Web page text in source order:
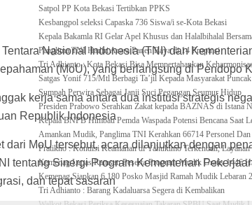
Satpol PP Kota Bekasi Tertibkan PPKS
Kesbangpol seleksi Capaska 736 Siswa/i se-Kota Bekasi
Kepala Bakamla RI Gelar Apel Khusus dan Halalbihalal
Panglima TNI Hadiri Acara Panen Raya di 14 Propinsi
Tri Adhianto : Kota Bekasi Bisa Mempertahankan
Satgas Yonif 715/Mtl Berbagi Ta’jil Kepada Masyarakat Puncak
Sumpah Perwira Sebagai Janji Suci Pegangan Seumur Hidup
Presiden Prabowo Serahkan Zakat kepada BAZNAS di Istana
Kepala BNPB Himbau Pemda Waspada Potensi Bencana Saat
Amankan Mudik, Panglima TNI Kerahkan 66714 Personel
Pratikno : Kondisi Keamanan di Yahukimo Terkendali,
Kemenag Lepas Ratusan Peserta Program Mudik Gratis 1446
Kemenag Siapkan 6.180 Posko Masjid Ramah Mudik Lebaran
Tri Adhianto : Barang Kadaluarsa Segera di Kembalikan
Tentara Nasional Indonesia (TNI) dan
(MoU), yang berlangsung di Pendopo
kerja sama antara dua institusi strategis
Republik Indonesia
dari MoU tersebut, acara dilanjutkan dengan
tentang Sinergi Program Kementerian
dan tepat sasaran